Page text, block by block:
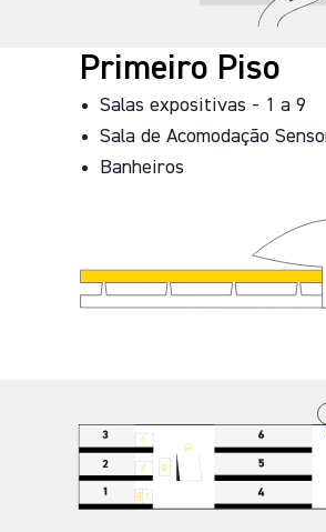
Primeiro Piso
Salas expositivas - 1 a 9
Sala de Acomodação
Banheiros